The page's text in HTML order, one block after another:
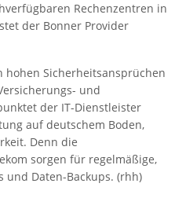
Rechenzentren in
der Bonner Provider
hohen Sicherheitsansprüchen
und
der IT-Dienstleister
auf deutschem Boden,
Denn die
sorgen für regelmäßige,
und Daten-Backups. (rhh)